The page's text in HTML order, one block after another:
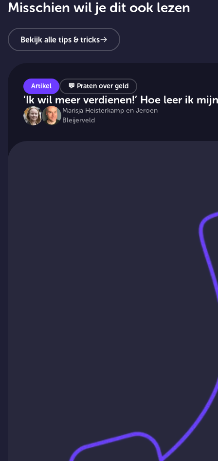
Misschien wil je dit ook lezen
Bekijk alle tips & tricks
Artikel 💬 Praten over geld
‘Ik wil meer verdienen!’ Hoe leer ik
Marisja Heisterkamp en Jeroen
Bleijerveld